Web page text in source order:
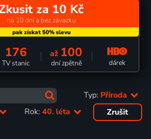
za 10 Kč
na 10 dní a bez závazku
176
TV stanic
až 100
dní zpětně dárek
Typ: Příroda
Rok:40. léta Zrušit